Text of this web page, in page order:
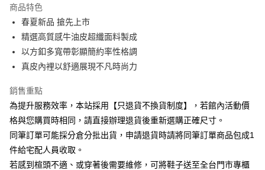
合作金庫商業銀行
華南商業銀行
上海商業儲蓄銀行
國泰世華商業銀行
臺灣中小企業銀行
聯邦商業銀行
元大商業銀行
永豐商業銀行
台新國際商業銀行
中國信託商業銀行
台灣樂天信用卡公司
6 期 0 利率 每期
華南商業銀行
上海商業儲蓄銀行
國泰世華商業銀行
匯豐（台灣）商業銀行
聯邦商業銀行
遠東國際商業銀行
元大商業銀行
永豐商業銀行
玉山商業銀行
星展（台灣）商業銀行
台新國際商業銀行
台灣樂天信用卡公司
12 期 0 利率 每期
合作金庫商業銀行
上海商業儲蓄銀行
國泰世華商業銀行
臺灣中小企業銀行
匯豐（台灣）商業銀行
華泰商業銀行
聯邦商業銀行
遠東國際商業銀行
元大商業銀行
永豐商業銀行
玉山商業銀行
台新國際商業銀行
中國信託商業銀行
LINE Pay
Apple Pay
街口支付
悠遊付
Google Pay
ATM付款
商品特色
春夏新品 搶先上市
精選高質感牛油皮超纖面料製成
以方釦多寬帶彰顯簡約率性格調
真皮內裡以舒適展現不凡時尚力
銷售重點
為提升服務效率，本站採用【只退貨不換貨制度】，若館內活動價
格與您購買時相同，請直接辦理退貨後重新選購正確尺寸。
同筆訂單可能採分倉分批出貨，申請退貨時請將同筆訂單商品包成1
件給宅配人員收取。
若感到楦頭不適、或穿著後需要維修，可將鞋子送至全台門市專櫃